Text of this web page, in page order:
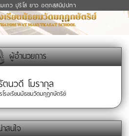
เถว ปุริโส ยาว อตฺถสฺสนิปฺปทา
ผู้อำนวยการ
ตนวดี โมรากุล
รงเรียนมัธยมวัดมกุฏกษัตริย์
สนใจ